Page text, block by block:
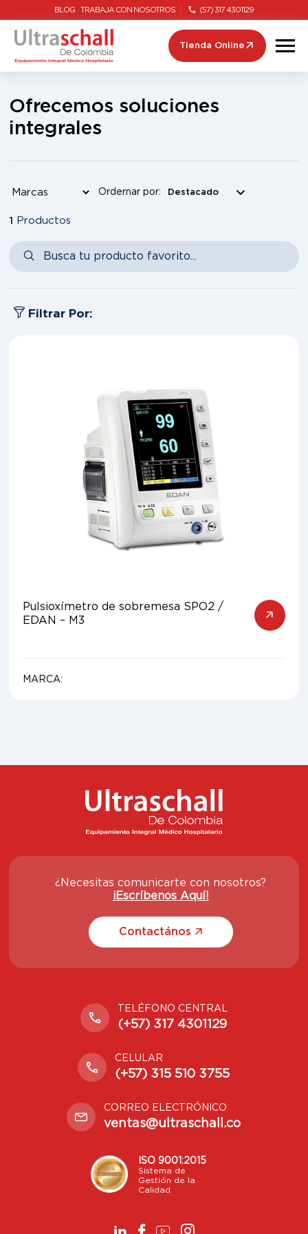
BLOG TRABAJA CON NOSOTROS (57) 317 4301129
Tienda Online
Ofrecemos soluciones
integrales
Ordernar por:
1 Productos
Filtrar Por:
Pulsioxímetro de sobremesa SPO2 /
EDAN – M3
MARCA:
¿Necesitas comunicarte con nosotros?
¡Escríbenos Aquí!
Contactános
TELÉFONO CENTRAL
(+57) 317 4301129
CELULAR
(+57) 315 510 3755
CORREO ELECTRÓNICO
ventas@ultraschall.co
ISO 9001:2015
Sistema de
Gestión de la
Calidad